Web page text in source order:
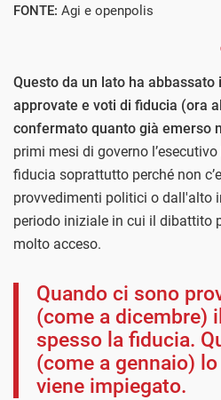
FONTE: Agi e openpolis
Questo da un lato ha
approvate e voti di fiducia (ora
confermato quanto già emerso
primi mesi di governo
fiducia soprattutto perché non
provvedimenti politici o dall'alto
periodo iniziale in cui il dibattito
molto acceso.
Quando ci sono
(come a dicembre)
spesso la fiducia.
(come a gennaio)
viene impiegato.